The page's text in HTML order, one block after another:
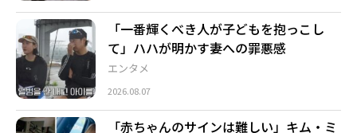
エンタメ
「一番輝くべき人が子どもを抱っこし
て」ハハが明かす妻への罪悪感
2026.08.07
「赤ちゃんのサインは難しい」キム・ミ